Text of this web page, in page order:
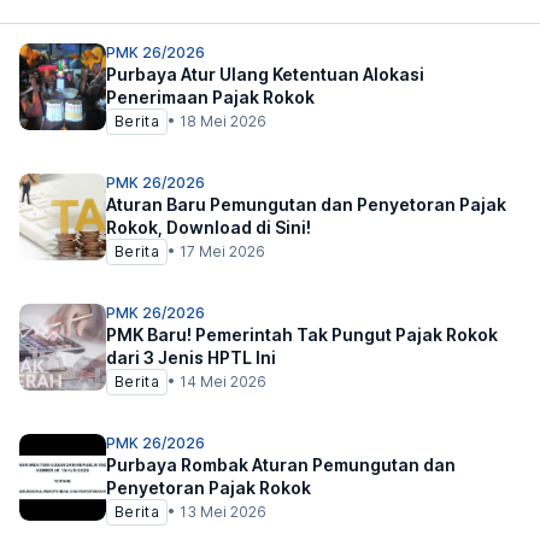
PMK 26/2026
Purbaya Atur Ulang Ketentuan Alokasi
Penerimaan Pajak Rokok
Berita • 18 Mei 2026
PMK 26/2026
Aturan Baru Pemungutan dan Penyetoran Pajak
Rokok, Download di Sini!
Berita • 17 Mei 2026
PMK 26/2026
PMK Baru! Pemerintah Tak Pungut Pajak Rokok
dari 3 Jenis HPTL Ini
Berita • 14 Mei 2026
PMK 26/2026
Purbaya Rombak Aturan Pemungutan dan
Penyetoran Pajak Rokok
Berita • 13 Mei 2026